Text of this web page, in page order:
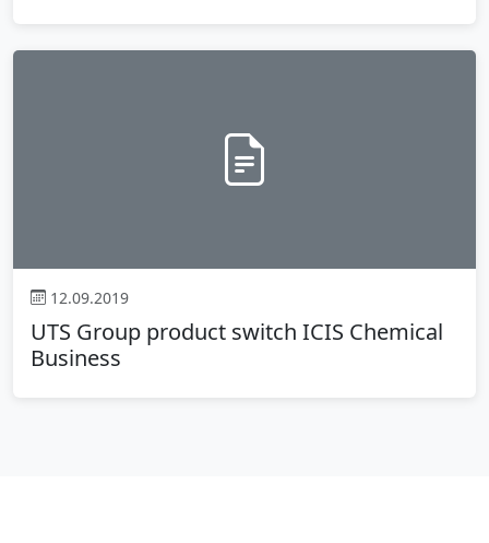
12.09.2019
UTS Group product switch ICIS Chemical
Business